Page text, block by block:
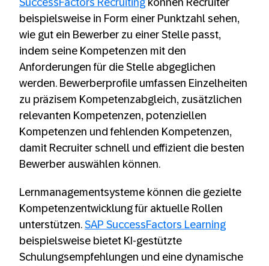
beispielsweise in Form einer Punktzahl sehen,
wie gut ein Bewerber zu einer Stelle passt,
indem seine Kompetenzen mit den
Anforderungen für die Stelle abgeglichen
werden. Bewerberprofile umfassen Einzelheiten
zu präzisem Kompetenzabgleich, zusätzlichen
relevanten Kompetenzen, potenziellen
Kompetenzen und fehlenden Kompetenzen,
damit Recruiter schnell und effizient die besten
Bewerber auswählen können.
Lernmanagementsysteme können die gezielte
Kompetenzentwicklung für aktuelle Rollen
unterstützen. SAP SuccessFactors Learning
beispielsweise bietet KI-gestützte
Schulungsempfehlungen und eine dynamische